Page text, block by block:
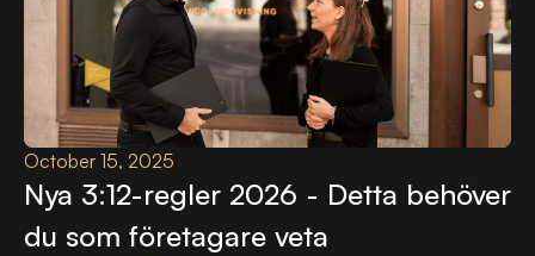
October 15, 2025
Nya 3:12-regler 2026 - Detta behöver
du som företagare veta